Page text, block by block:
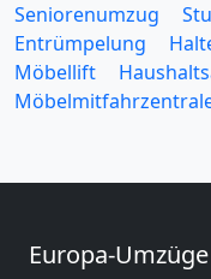
Seniorenumzug
Entrümpelung
Möbellift
Europa-Umzüge